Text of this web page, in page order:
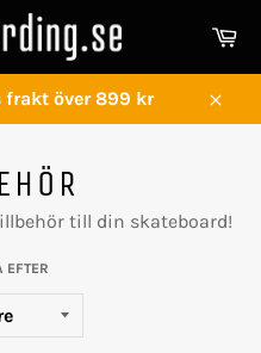
frakt över 899 kr
till din skateboard!
EFTER